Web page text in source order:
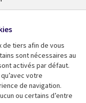
de tiers afin de vous
sont nécessaires au
activés par défaut.
votre
de navigation.
ou certains d’entre